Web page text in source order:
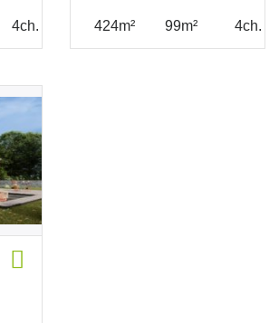
4ch. 424m² 99m² 4ch.